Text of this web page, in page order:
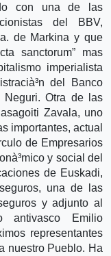
con una de las
del BBV,
de Markina y que
sanctorum” mas
imperialista
del Banco
Neguri. Otra de las
Zavala, uno
importantes, actual
de Empresarios
y social del
de Euskadi,
una de las
y adjunto al
antivasco Emilio
representantes
nuestro Pueblo. Ha